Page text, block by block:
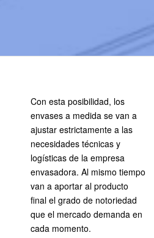
Con esta posibilidad, los
envases a medida se van a
ajustar estrictamente a las
necesidades técnicas y
logísticas de la empresa
envasadora. Al mismo tiempo
van a aportar al producto
final el grado de notoriedad
que el mercado demanda en
cada momento.